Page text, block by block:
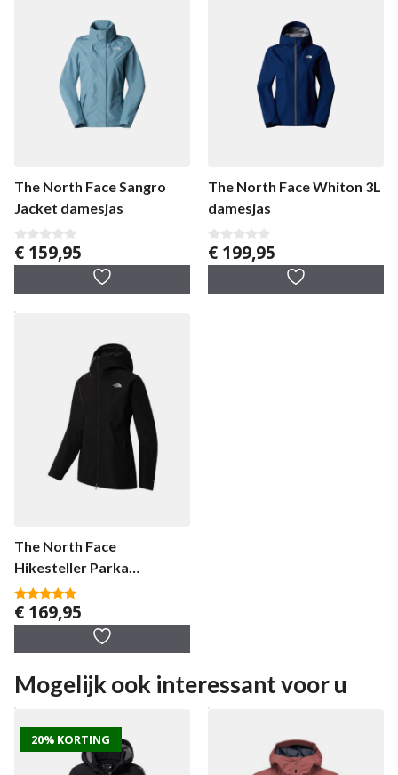
The North Face Sangro
Jacket damesjas
0
v
5
€ 159,95
The North Face Whiton 3L
damesjas
0
v
5
€ 199,95
The North Face
Hikesteller Parka
damesjas
5.00
van 5
€ 169,95
Mogelijk ook interessant voor u
20% KORTING